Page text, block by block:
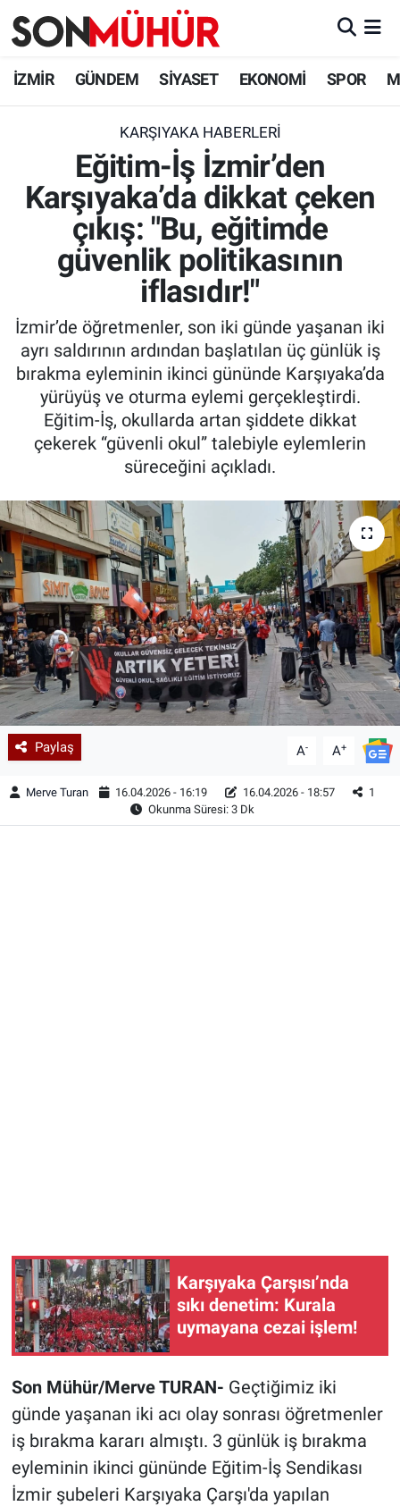
İZMİR GÜNDEM SİYASET EKONOMİ SPOR
KARŞIYAKA HABERLERI
Eğitim-İş İzmir’den
Karşıyaka’da dikkat çeken
çıkış: "Bu, eğitimde
güvenlik politikasının
iflasıdır!"
İzmir’de öğretmenler, son iki günde yaşanan iki
ayrı saldırının ardından başlatılan üç günlük iş
bırakma eyleminin ikinci gününde Karşıyaka’da
yürüyüş ve oturma eylemi gerçekleştirdi.
Eğitim-İş, okullarda artan şiddete dikkat
çekerek “güvenli okul” talebiyle eylemlerin
süreceğini açıkladı.
Paylaş A- A+
Merve Turan 16.04.2026 - 16:19 16.04.2026 - 18:57
1
Okunma Süresi: 3 Dk
Karşıyaka Çarşısı’nda
sıkı denetim: Kurala
uymayana cezai işlem!
Son Mühür/Merve TURAN- Geçtiğimiz iki
günde yaşanan iki acı olay sonrası öğretmenler
iş bırakma kararı almıştı. 3 günlük iş bırakma
eyleminin ikinci gününde Eğitim-İş Sendikası
İzmir şubeleri Karşıyaka Çarşı'da yapılan
İzmir Nöbetçi Eczaneler
İzmir Namaz Vakitleri
İzmir Trafik Yoğunluk Haritası
Süper Lig Puan Durumu ve Fikstür
Son Dakika Haberleri
Haber Arşivi